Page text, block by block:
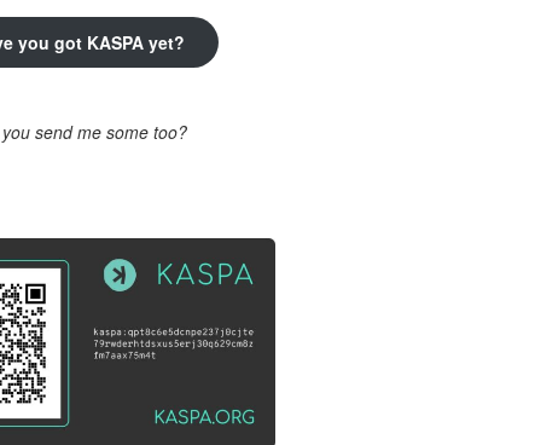
you got KASPA yet?
you send me some too?